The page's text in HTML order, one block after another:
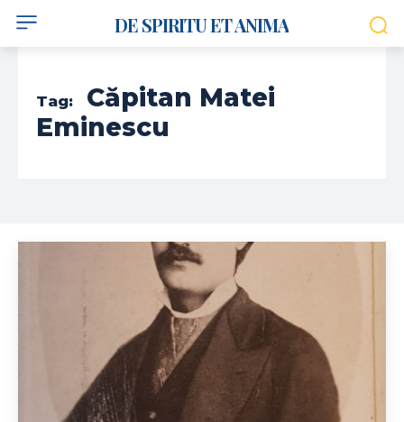
DE SPIRITU ET ANIMA
Tag:
Căpitan Matei
Eminescu